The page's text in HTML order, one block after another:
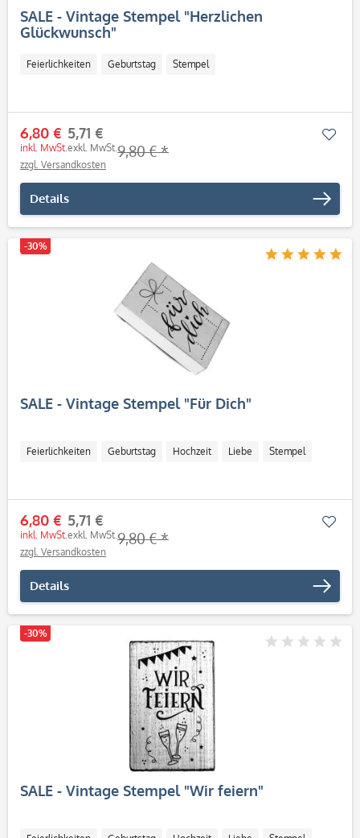
SALE - Vintage Stempel "Herzlichen
Glückwunsch"
Feierlichkeiten Geburtstag Stempel
6,80 €
inkl. MwSt.
5,71 €
exkl. MwSt.9,80 € *
zzgl. Versandkosten
Details
-30%
SALE - Vintage Stempel "Für Dich"
Feierlichkeiten Geburtstag Hochzeit Liebe Stempel
6,80 €
inkl. MwSt.
5,71 €
exkl. MwSt.9,80 € *
zzgl. Versandkosten
Details
-30%
SALE - Vintage Stempel "Wir feiern"